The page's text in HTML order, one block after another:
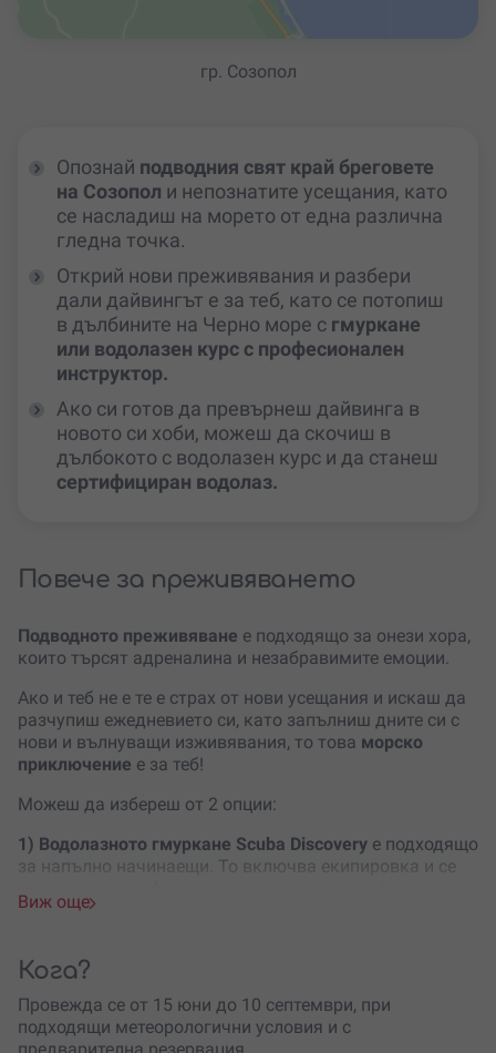
гр. Созопол
Опознай подводния свят край бреговете
на Созопол и непознатите усещания, като
се насладиш на морето от една различна
гледна точка.
Открий нови преживявания и разбери
дали дайвингът е за теб, като се потопиш
в дълбините на Черно море с гмуркане
или водолазен курс с професионален
инструктор.
Ако си готов да превърнеш дайвинга в
новото си хоби, можеш да скочиш в
дълбокото с водолазен курс и да станеш
сертифициран водолаз.
Повече за преживяването
Подводното преживяване е подходящо за онези хора,
които търсят адреналина и незабравимите емоции.
Ако и теб не е те е страх от нови усещания и искаш да
разчупиш ежедневието си, като запълниш дните си с
нови и вълнуващи изживявания, то това морско
приключение е за теб!
Можеш да избереш от 2 опции:
1) Водолазното гмуркане Scuba Discovery е подходящо
за напълно начинаещи. То включва екипировка и се
напътства в първата ти подводна разходка.
гмуркане ще бъде записано на
2)Ако пък вече си се гмуркал и това е твоето нещо,
направи следващата крачка, като се запишеш на
Виж още
Кога?
Провежда се от 15 юни до 10 септември, при
подходящи метеорологични условия и с